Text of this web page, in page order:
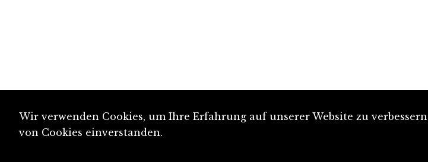
Wir verwenden Cookies, um Ihre Erfahrung auf unserer Website zu
von Cookies einverstanden.